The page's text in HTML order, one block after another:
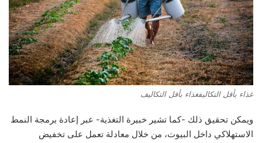
غذاء بأقل التكاليفغذاء بأقل التكاليف
ويمكن تحقيق ذلك -كما تشير خبيرة التغذية- عبر إعادة برمجة النمط
الاستهلاكي داخل البيوت، من خلال معادلة تعمل على تخفيض